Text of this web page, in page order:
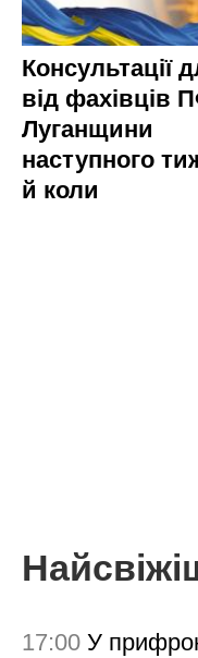
Консультації
від фахівців
Луганщини
наступного
й коли
17:00 У